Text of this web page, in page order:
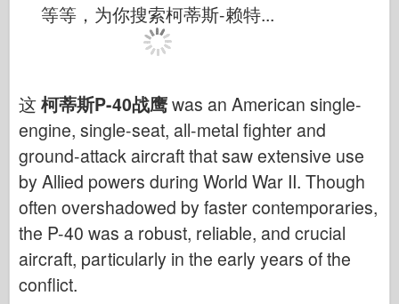
等等，为你搜索柯蒂斯-赖特...
这柯蒂斯P-40战鹰was an American single-
engine, single-seat, all-metal fighter and
ground-attack aircraft that saw extensive use
by Allied powers during World War II. Though
often overshadowed by faster contemporaries,
the P-40 was a robust, reliable, and crucial
aircraft, particularly in the early years of the
conflict.